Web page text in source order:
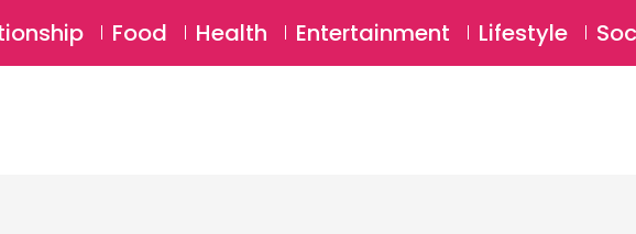
Food Health Entertainment Lifestyle